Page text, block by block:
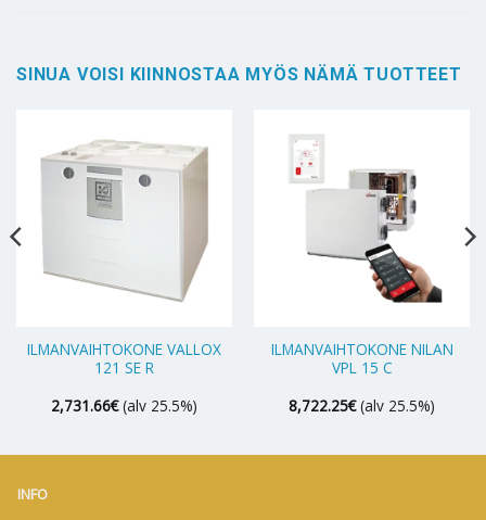
SINUA VOISI KIINNOSTAA MYÖS NÄMÄ TUOTTEET
ILMANVAIHTOKONE VALLOX
121 SE R
2,731.66€ (alv 25.5%)
ILMANVAIHTOKONE NILAN
VPL 15 C
8,722.25€ (alv 25.5%)
INFO